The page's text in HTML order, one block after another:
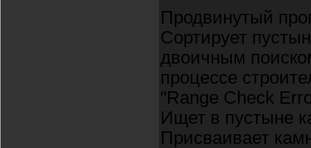
Продвинутый
Сортирует
двоичным
процессе
"Range Check
Ищет в пустыне
Присваивает